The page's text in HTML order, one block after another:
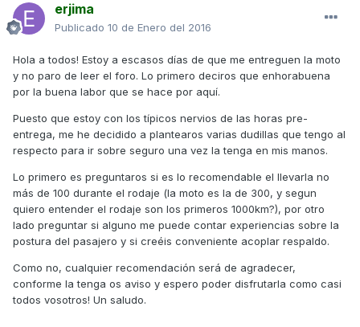
erjima
Publicado 10 de Enero del 2016
Hola a todos! Estoy a escasos días de que me entreguen la moto
y no paro de leer el foro. Lo primero deciros que enhorabuena
por la buena labor que se hace por aquí.
Puesto que estoy con los típicos nervios de las horas pre-
entrega, me he decidido a plantearos varias dudillas que tengo al
respecto para ir sobre seguro una vez la tenga en mis manos.
Lo primero es preguntaros si es lo recomendable el llevarla no
más de 100 durante el rodaje (la moto es la de 300, y segun
quiero entender el rodaje son los primeros 1000km?), por otro
lado preguntar si alguno me puede contar experiencias sobre la
postura del pasajero y si creéis conveniente acoplar respaldo.
Como no, cualquier recomendación será de agradecer,
conforme la tenga os aviso y espero poder disfrutarla como casi
todos vosotros! Un saludo.